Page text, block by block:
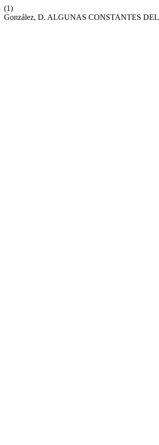
(1)
González, D. ALGUNAS CONSTANTES